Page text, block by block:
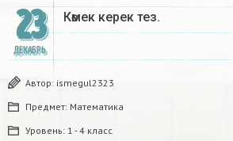
23
ДЕКАБРЬ
Көмек керек тез. ​
Автор: ismegul2323
Предмет: Математика
Уровень: 1 - 4 класс